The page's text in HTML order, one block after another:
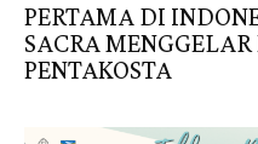
PERTAMA DI
SACRA MENGGELAR
PENTAKOSTA